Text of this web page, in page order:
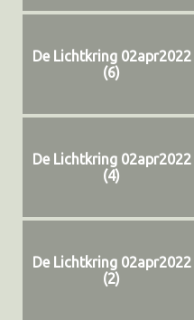
De Lichtkring 02apr2022
(6)
De Lichtkring 02apr2022
(4)
De Lichtkring 02apr2022
(2)